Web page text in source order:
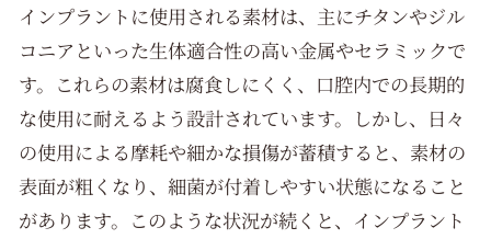
インプラントに使用される素材は、主にチタンやジル
コニアといった生体適合性の高い金属やセラミックで
す。これらの素材は腐食しにくく、口腔内での長期的
な使用に耐えるよう設計されています。しかし、日々
の使用による摩耗や細かな損傷が蓄積すると、素材の
表面が粗くなり、細菌が付着しやすい状態になること
があります。このような状況が続くと、インプラント